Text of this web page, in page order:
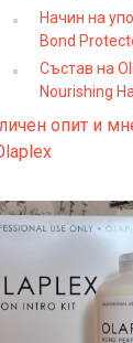
Начин на
Bond
Състав на
Nourishing
опит и